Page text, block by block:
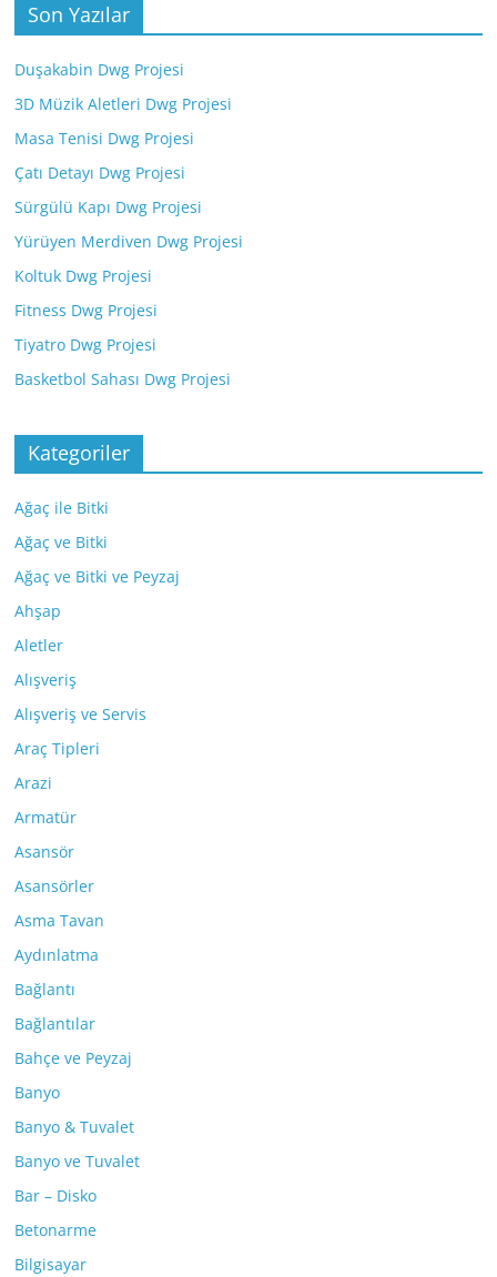
Son Yazılar
Duşakabin Dwg Projesi
3D Müzik Aletleri Dwg Projesi
Masa Tenisi Dwg Projesi
Çatı Detayı Dwg Projesi
Sürgülü Kapı Dwg Projesi
Yürüyen Merdiven Dwg Projesi
Koltuk Dwg Projesi
Fitness Dwg Projesi
Tiyatro Dwg Projesi
Basketbol Sahası Dwg Projesi
Kategoriler
Ağaç ile Bitki
Ağaç ve Bitki
Ağaç ve Bitki ve Peyzaj
Ahşap
Aletler
Alışveriş
Alışveriş ve Servis
Araç Tipleri
Arazi
Armatür
Asansör
Asansörler
Asma Tavan
Aydınlatma
Bağlantı
Bağlantılar
Bahçe ve Peyzaj
Banyo
Banyo & Tuvalet
Banyo ve Tuvalet
Bar – Disko
Betonarme
Bilgisayar